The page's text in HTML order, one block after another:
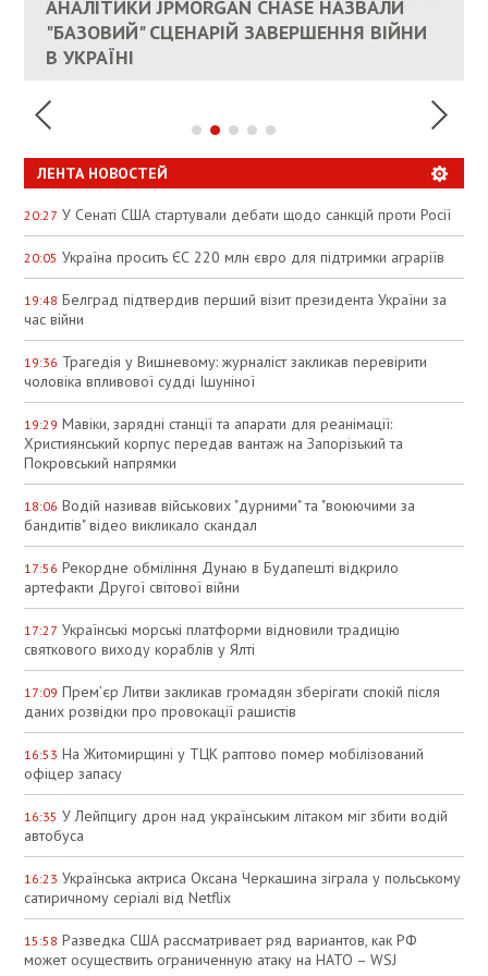
ЕС ПРЕКРАТИТЬ ВОЕННУЮ ПОМОЩЬ
УКРАИНЕ
АНАЛІТИКИ JPMORGAN CHASE НАЗВАЛИ
"БАЗОВИЙ" СЦЕНАРІЙ ЗАВЕРШЕННЯ ВІЙНИ
В УКРАЇНІ
РЮТТЕ
ПАЛИВНИЙ РИНОК РОЗІГРІЛИ ШТУЧНО:
АНАЛІТИКИ ЗВИНУВАТИЛИ АЗС У
СПЕКУЛЯЦІЇ
ЛЕНТА НОВОСТЕЙ
20:27 У Сенаті США стартували дебати щодо санкцій проти Росії
20:05 Україна просить ЄС 220 млн євро для підтримки аграріїв
19:48 Белград підтвердив перший візит президента України за
час війни
19:36 Трагедія у Вишневому: журналіст закликав перевірити
чоловіка впливової судді Ішуніної
19:29 Мавіки, зарядні станції та апарати для реанімації:
Християнський корпус передав вантаж на Запорізький та
Покровський напрямки
18:06 Водій називав військових "дурними" та "воюючими за
бандитів" відео викликало скандал
17:56 Рекордне обміління Дунаю в Будапешті відкрило
артефакти Другої світової війни
17:27 Українські морські платформи відновили традицію
святкового виходу кораблів у Ялті
17:09 Прем’єр Литви закликав громадян зберігати спокій після
даних розвідки про провокації рашистів
16:53 На Житомирщині у ТЦК раптово помер мобілізований
офіцер запасу
16:35 У Лейпцигу дрон над українським літаком міг збити водій
автобуса
16:23 Українська актриса Оксана Черкашина зіграла у польському
сатиричному серіалі від Netflix
15:58 Разведка США рассматривает ряд вариантов, как РФ
может осуществить ограниченную атаку на НАТО – WSJ